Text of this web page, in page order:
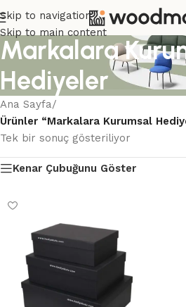
Skip to navigation
Skip to main content
Markalara
Hediyeler
Ana Sayfa/
Ürünler “Markalara Kurumsal
Tek bir sonuç gösteriliyor
Kenar Çubuğunu Göster